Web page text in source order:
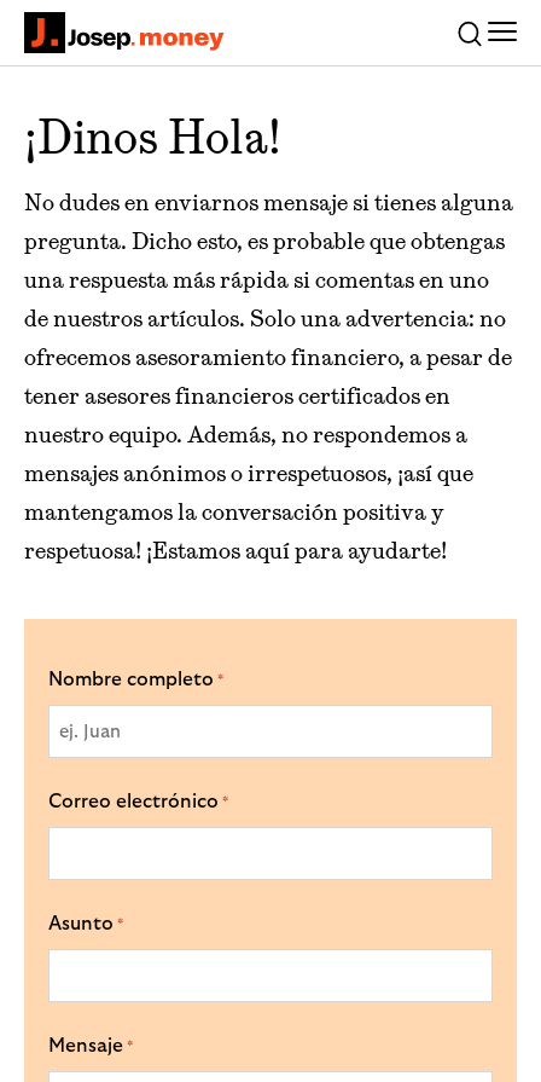
Josep.money Buscar
¡Dinos Hola!
No dudes en enviarnos mensaje si tienes alguna
pregunta. Dicho esto, es probable que obtengas
una respuesta más rápida si comentas en uno
de nuestros artículos. Solo una advertencia: no
ofrecemos asesoramiento financiero, a pesar de
tener asesores financieros certificados en
nuestro equipo. Además, no respondemos a
mensajes anónimos o irrespetuosos, ¡así que
mantengamos la conversación positiva y
respetuosa! ¡Estamos aquí para ayudarte!
Nombre completo *
Correo electrónico *
Asunto *
Mensaje *